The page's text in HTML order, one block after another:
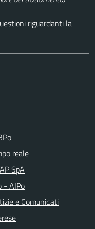
riguardanti la
reale
SpA
- AIPo
e Comunicati